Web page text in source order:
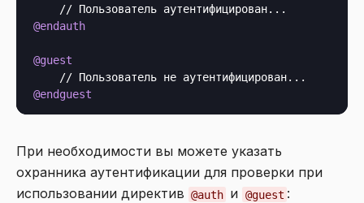
@endauth
@guest
@endguest
При необходимости вы можете указать
охранника аутентификации для проверки при
использовании директив @auth и @guest :